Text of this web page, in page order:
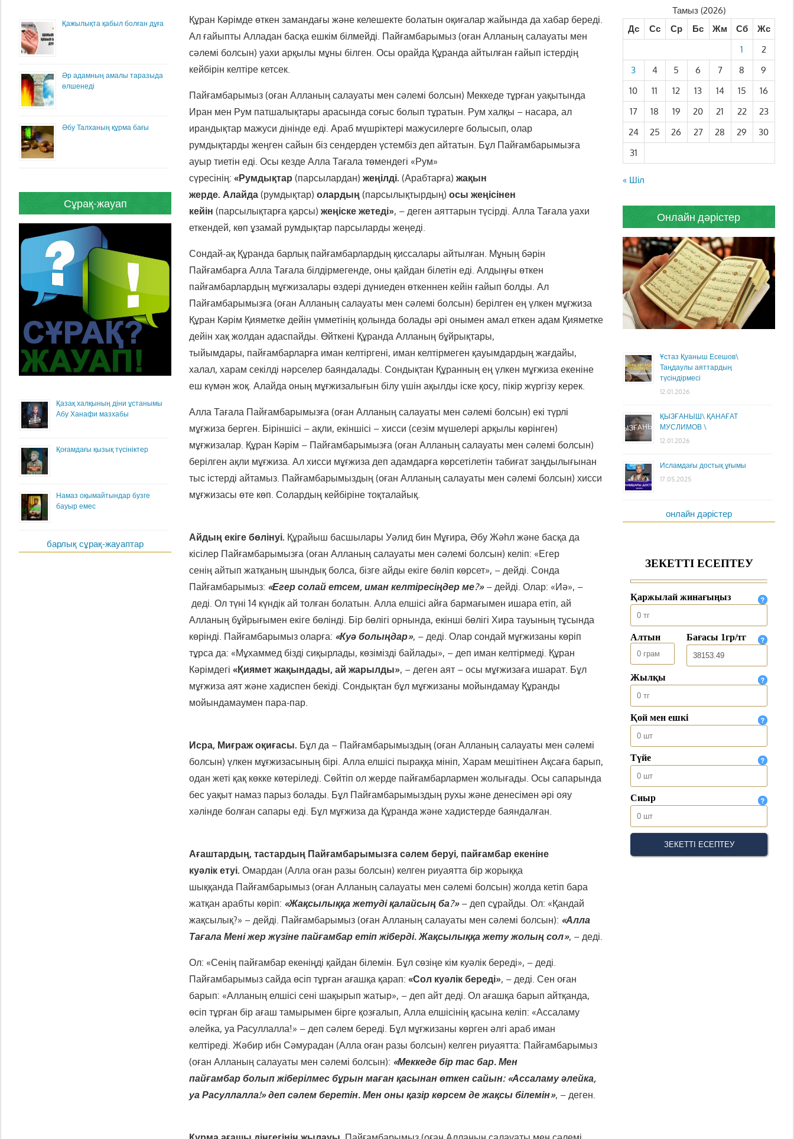
Құран Кәрімде өткен замандағы және келешекте болатын оқиғалар жайында да хабар береді.
Ал ғайыпты Алладан басқа ешкім білмейді. Пайғамбарымыз (оған Алланың салауаты мен
сәлемі болсын) уахи арқылы мұны білген. Осы орайда Құранда айтылған ғайып істердің
кейбірін келтіре кетсек.
Пайғамбарымыз (оған Алланың салауаты мен сәлемі болсын) Меккеде тұрған уақытында
Иран мен Рум патшалықтары арасында соғыс болып тұратын. Рум халқы – насара, ал
ирандықтар мажуси дінінде еді. Араб мүшріктері мажусилерге болысып, олар
румдықтарды жеңген сайын біз сендерден үстембіз деп айтатын. Бұл Пайғамбарымызға
ауыр тиетін еді. Осы кезде Алла Тағала төмендегі «Рум»
сүресінің:«Румдықтар(парсылардан)жеңілді. (Арабтарға)жақын
жерде. Алайда (румдықтар)олардың (парсылықтырдың)осы жеңісінен
кейін (парсылықтарға қарсы) жеңіске жетеді», – деген аяттарын түсірді. Алла Тағала уахи
еткендей, көп ұзамай румдықтар парсыларды жеңеді.
Сондай-ақ Құранда барлық пайғамбарлардың қиссалары айтылған. Мұның бәрін
Пайғамбарға Алла Тағала білдірмегенде, оны қайдан білетін еді. Алдыңғы өткен
пайғамбарлардың мұғжизалары өздері дүниеден өткеннен кейін ғайып болды. Ал
Пайғамбарымызға (оған Алланың салауаты мен сәлемі болсын) берілген ең үлкен мұғжиза
Құран Кәрім Қияметке дейін үмметінің қолында болады әрі онымен амал еткен адам Қияметке
дейін хақ жолдан адаспайды. Өйткені Құранда Алланың бұйрықтары,
тыйымдары, пайғамбарларға иман келтіргені, иман келтірмеген қауымдардың жағдайы,
халал, харам секілді нәрселер баяндалады. Сондықтан Құранның ең үлкен мұғжиза екеніне
еш күмән жоқ. Алайда оның мұғжизалығын білу үшін ақылды іске қосу, пікір жүргізу керек.
Алла Тағала Пайғамбарымызға (оған Алланың салауаты мен сәлемі болсын) екі түрлі
мұғжиза берген. Біріншісі – ақли, екіншісі – хисси (сезім мүшелері арқылы көрінген)
мұғжизалар. Құран Кәрім – Пайғамбарымызға (оған Алланың салауаты мен сәлемі болсын)
берілген ақли мұғжиза. Ал хисси мұғжиза деп адамдарға көрсетілетін табиғат заңдылығынан
тыс істерді айтамыз. Пайғамбарымыздың (оған Алланың салауаты мен сәлемі болсын) хисси
мұғжизасы өте көп. Солардың кейбіріне тоқталайық.
Айдың екіге бөлінуі. Құрайыш басшылары Уәлид бин Мұғира, Әбу Жәһл және басқа да
кісілер Пайғамбарымызға (оған Алланың салауаты мен сәлемі болсын) келіп: «Егер
сенің айтып жатқаның шындық болса, бізге айды екіге бөліп көрсет», – дейді. Сонда
Пайғамбарымыз: «Егер солайетсем, иман келтіресіңдер ме?»– дейді. Олар: «Иә», –
деді. Ол түні 14 күндік ай толған болатын. Алла елшісі айға бармағымен ишара етіп, ай
Алланың бұйрығымен екіге бөлінді. Бір бөлігі орнында, екінші бөлігі Хира тауының тұсында
көрінді. Пайғамбарымыз оларға: «Куә болыңдар», – деді. Олар сондай мұғжизаны көріп
тұрса да: «Мұхаммед бізді сиқырлады, көзімізді байлады», – деп иман келтірмеді. Құран
Кәрімдегі«Қиямет жақындады, ай жарылды», – деген аят – осы мұғжизаға ишарат. Бұл
мұғжиза аят және хадиспен бекіді. Сондықтан бұл мұғжизаны мойындамау Құранды
мойындамаумен пара-пар.
Исра, Миғраж оқиғасы. Бұл да – Пайғамбарымыздың (оған Алланың салауаты мен сәлемі
болсын) үлкен мұғжизасының бірі. Алла елшісі пыраққа мініп, Харам мешітінен Ақсаға барып,
одан жеті қақ көкке көтеріледі. Сөйтіп ол жерде пайғамбарлармен жолығады. Осы сапарында
бес уақыт намаз парыз болады. Бұл Пайғамбарымыздың рухы және денесімен әрі ояу
хәлінде болған сапары еді. Бұл мұғжиза да Құранда және хадистерде баяндалған.
Ағаштардың, тастардың Пайғамбарымызға сәлем беруі, пайғамбар екеніне
куәлік етуі. Омардан (Алла оған разы болсын) келген риуаятта бір жорыққа
шыққанда Пайғамбарымыз (оған Алланың салауаты мен сәлемі болсын) жолда кетіп бара
жатқан арабты көріп: «Жақсылыққа жетуді қалайсың ба?»– деп сұрайды. Ол: «Қандай
жақсылық?» – дейді. Пайғамбарымыз (оған Алланың салауаты мен сәлемі болсын): «Алла
Тағала Мені жер жүзіне пайғамбар етіп жіберді. Жақсылыққа жету жолың сол», – деді.
Ол: «Сенің пайғамбар екеніңді қайдан білемін. Бұл сөзіңе кім куәлік береді», – деді.
Пайғамбарымыз сайда өсіп тұрған ағашқа қарап:«Сол куәлік береді», – деді. Сен оған
барып: «Алланың елшісі сені шақырып жатыр», – деп айт деді. Ол ағашқа барып айтқанда,
өсіп тұрған бір ағаш тамырымен бірге қозғалып, Алла елшісінің қасына келіп: «Ассаламу
әлейка, уа Расуллалла!» – деп сәлем береді. Бұл мұғжизаны көрген әлгі араб иман
келтіреді. Жәбир ибн Сәмурадан (Алла оған разы болсын) келген риуаятта: Пайғамбарымыз
(оған Алланың салауаты мен сәлемі болсын): «Меккеде бір тас бар. Мен
пайғамбар болып жіберілмес бұрын маған қасынан өткен сайын: «Ассаламу әлейка,
уа Расуллалла!» деп сәлем беретін. Мен оны қазір көрсем де жақсы білемін», – деген.
Қажылықта қабыл болған дұға
Әр адамның амалы таразыда
өлшенеді
Әбу Талханың құрма бағы
Сұрақ-жауап
Қазақ халқының діни ұстанымы
Абу Ханафи мазхабы
Қоғамдағы қызық түсініктер
Намаз оқымайтындар бузге
бауыр емес
барлық сұрақ-жауаптар
Тамыз (2026)
Дс
Сс Ср Бс Жм Сб
Жс
1
2
3
4 5 6 7 8
9
10
11 12 13 14 15
16
17
18 19 20 21 22
23
24
25 26 27 28 29
30
31
« Шіл
Онлайн дәрістер
Ұстаз Қуаныш Есешов\
Таңдаулы аяттардың
түсіндірмесі
12.01.2026
ҚЫЗҒАНЫШ\ ҚАНАҒАТ
МУСЛИМОВ \
12.01.2026
Исламдағы достық ұғымы
17.05.2025
онлайн дәрістер